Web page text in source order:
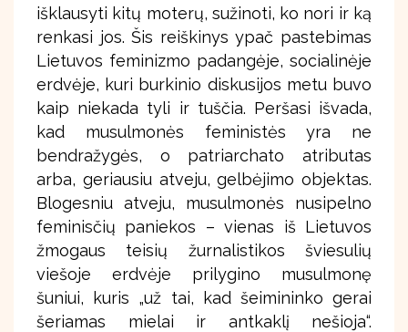
išklausyti kitų moterų, sužinoti, ko nori ir ką
renkasi jos. Šis reiškinys ypač pastebimas
Lietuvos feminizmo padangėje, socialinėje
erdvėje, kuri burkinio diskusijos metu buvo
kaip niekada tyli ir tuščia. Peršasi išvada,
kad musulmonės feministės yra ne
bendražygės, o patriarchato atributas
arba, geriausiu atveju, gelbėjimo objektas.
Blogesniu atveju, musulmonės nusipelno
feminisčių paniekos – vienas iš Lietuvos
žmogaus teisių žurnalistikos šviesulių
viešoje erdvėje prilygino musulmonę
šuniui, kuris „už tai, kad šeimininko gerai
šeriamas mielai ir antkaklį nešioja“.